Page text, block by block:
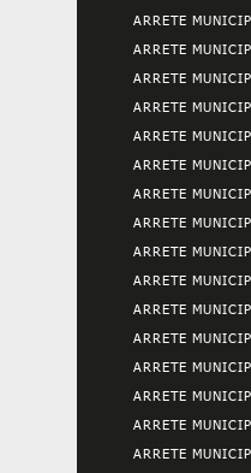
ARRETE
ARRETE
ARRETE
ARRETE
ARRETE
ARRETE
ARRETE
ARRETE
ARRETE
ARRETE
ARRETE
ARRETE
ARRETE
ARRETE
ARRETE
ARRETE